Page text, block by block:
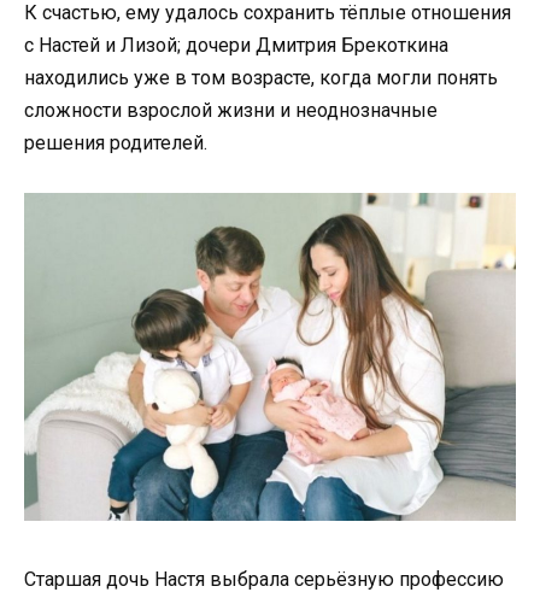
К счастью, ему удалось сохранить тёплые отношения
с Настей и Лизой; дочери Дмитрия Брекоткина
находились уже в том возрасте, когда могли понять
сложности взрослой жизни и неоднозначные
решения родителей.
Старшая дочь Настя выбрала серьёзную профессию